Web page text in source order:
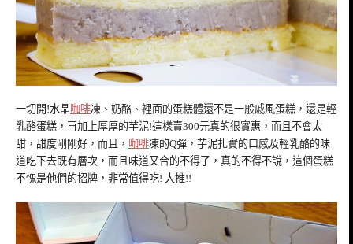
一切開!水晶咖啡凍、奶酪、裡面的蛋糕體還不是一般戚風蛋糕，還是輕
乳酪蛋糕，再加上厚厚的芋泥!這樣賣300元真的很實惠，而且不會太
甜，甜度剛剛好，而且， 咖啡凍的Q彈，芋泥扎實的口感及輕乳酪的味
道吃下去既有層次，而且味道又合的不得了，真的不得不說，這個蛋糕
不愧是他們的招牌，非常值得吃! 大推!!